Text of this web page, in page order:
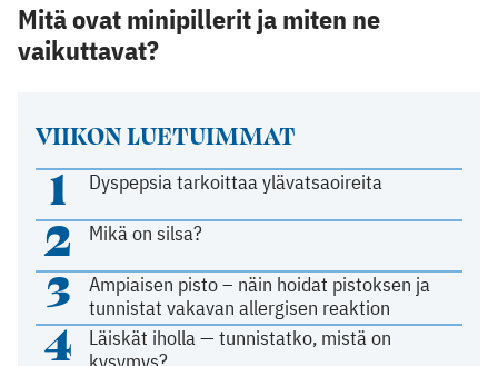
VIIKON LUETUIMMAT
1 Dyspepsia tarkoittaa ylävatsaoireita
2 Mikä on silsa?
3
Ampiaisen pisto – näin hoidat pistoksen ja
tunnistat vakavan allergisen reaktion
4
Läiskät iholla — tunnistatko, mistä on
Mitä ovat minipillerit ja miten ne
vaikuttavat?